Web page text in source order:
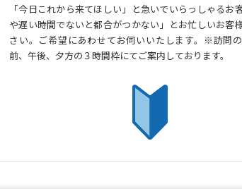
「今日これから来てほしい」と急いでいらっしゃるお
や遅い時間でないと都合がつかない」とお忙しいお客
さい。ご希望にあわせてお伺いいたします。※訪問
前、午後、夕方の３時間枠にてご案内しております。